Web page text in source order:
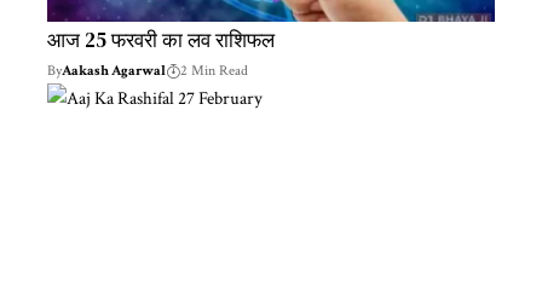
आज 25 फरवरी का लव राशिफल
ByAakash Agarwal 2 Min Read